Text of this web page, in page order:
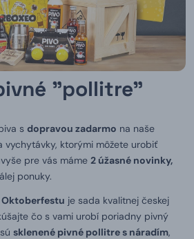
"pollitre"
s dopravou zadarmo na naše
vychytávky, ktorými môžete urobiť
pre vás máme 2 úžasné novinky,
ponuky.
Oktoberfestu je sada kvalitnej českej
čo s vami urobí poriadny pivný
sklenené pivné pollitre s náradím,